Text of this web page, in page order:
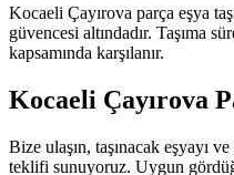
Kocaeli Çayırova parça eşya
güvencesi altındadır. Taşıma
kapsamında karşılanır.
Kocaeli Çayırova
Bize ulaşın, taşınacak eşyayı
teklifi sunuyoruz. Uygun